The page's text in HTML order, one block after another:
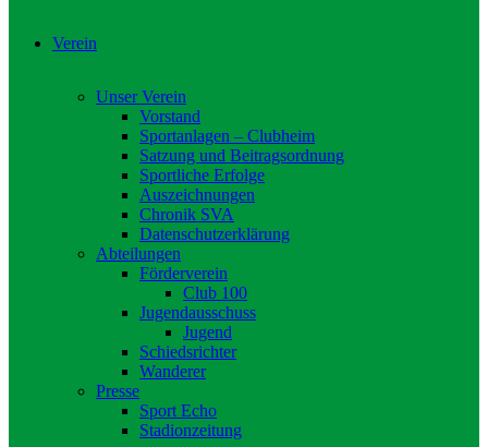
Verein
Unser Verein
Vorstand
Sportanlagen – Clubheim
Satzung und Beitragsordnung
Sportliche Erfolge
Auszeichnungen
Chronik SVA
Datenschutzerklärung
Abteilungen
Förderverein
Club 100
Jugendausschuss
Jugend
Schiedsrichter
Wanderer
Presse
Sport Echo
Stadionzeitung